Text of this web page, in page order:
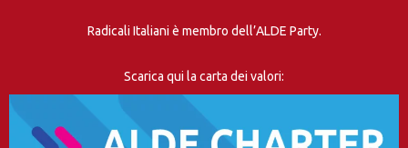
Radicali Italiani è membro dell’ALDE Party.
Scarica qui la carta dei valori: